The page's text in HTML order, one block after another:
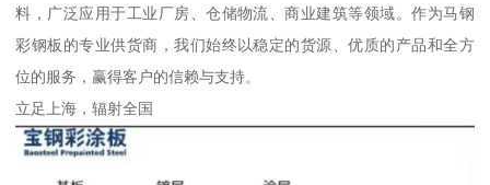
料，广泛应用于工业厂房、仓储物流、商业建筑等领域。作为马钢
彩钢板的专业供货商，我们始终以稳定的货源、优质的产品和全方
位的服务，赢得客户的信赖与支持。
立足上海，辐射全国